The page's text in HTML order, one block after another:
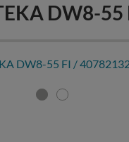
DW8-